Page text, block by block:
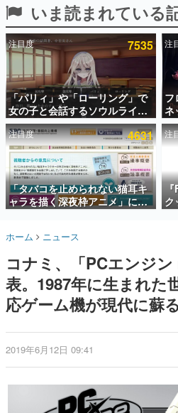
ピックアップ
電ファミのいま読まれている記事ラン
アプリセール情報
インタビュー
連載・特集一覧
殿堂入り記事
SNS拡散数が数千以上！
ど。多くの人々に読まれ
事をまとめました。
名作ゲームクリエイター
きます。
赫本
この物語を解いてはいけ
の形をした短編ホラー小説
これからのデジタルゲー
の姿を追い、彼らのルー
ゲーム世代の作家たち
ゲームに多大な影響を受
いま読まれている
注目度 7535
「パリィ」や「ローリング」で
女の子と会話するソウルライク
恋愛ゲーム『小早川さんはソウ
ルライク』無料公開。返事に失
敗すると「YOU DIED」
注
フ
ネ
が
ト
テ
注目度 4631
「タバコを止められない猫耳キ
ャラを描く深夜枠アニメ」に視
聴者の一部から批判意見。違法
て、BPOが議論を交わす
注
ク
「
ホーム ニュース
コナミ、「PCエンジ
表。1987年に生まれた
応ゲーム機が現代に蘇る
2019年6月12日 09:41